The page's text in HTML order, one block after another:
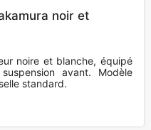
noir et
noire et blanche, équipé
avant. Modèle
standard.